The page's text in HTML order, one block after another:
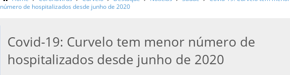
número de hospitalizados desde junho de 2020
Covid-19: Curvelo tem menor número de
hospitalizados desde junho de 2020